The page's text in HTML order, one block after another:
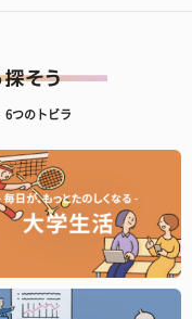
6つのトビラ